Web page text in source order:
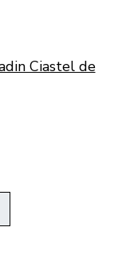
Ciastel de